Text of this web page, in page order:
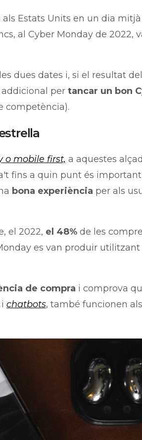
Estats Units en un dia mitjà
al Cyber Monday de 2022,
dues dates i, si el resultat
addicional per tancar un bon
competència).
o mobile first, a aquestes
fins a quin punt és
bona experiència per als
el 2022, el 48% de les
es van produir utilitzant
de compra i comprova
chatbots, també funcionen